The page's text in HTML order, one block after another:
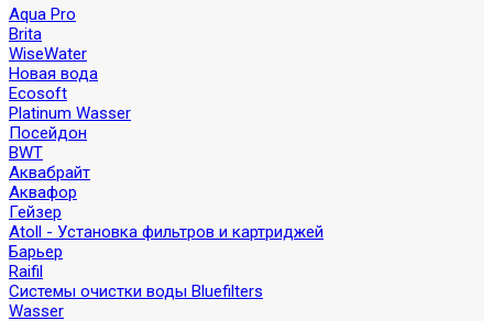
Aqua Pro
Brita
WiseWater
Новая вода
Ecosoft
Platinum Wasser
Посейдон
BWT
Аквабрайт
Аквафор
Гейзер
Atoll - Установка фильтров и картриджей
Барьер
Raifil
Системы очистки воды Bluefilters
Wasser